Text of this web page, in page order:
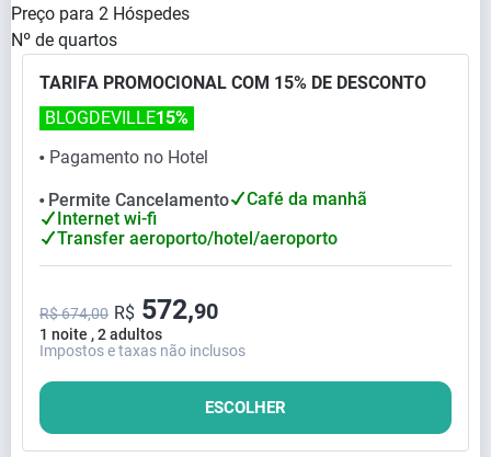
Preço para 2 Hóspedes
Nº de quartos
TARIFA PROMOCIONAL COM 15% DE DESCONTO
⬤ Pagamento no Hotel
BLOGDEVILLE15%
⬤ Permite Cancelamento
Café da manhã
Internet wi-fi
Transfer aeroporto/hotel/aeroporto
1 noite , 2 adultos
R$ 674,00 R$ 572,90
Impostos e taxas não inclusos
ESCOLHER